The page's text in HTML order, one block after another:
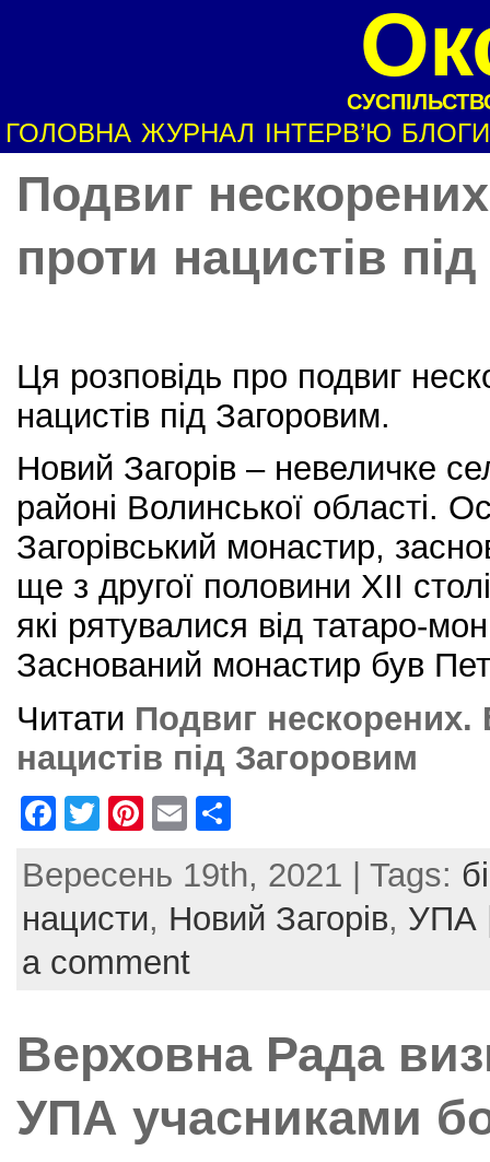
ГОЛОВНА ЖУРНАЛ ІНТЕРВ’Ю БЛОГИ
Подвиг
проти нацистів
Ця розповідь про подвиг
нацистів під Загоровим.
Новий Загорів – невеличке
районі Волинської області.
Загорівський монастир,
ще з другої половини XII
які рятувалися від татаро-
Заснований монастир був
Читати Подвиг нескорених.
нацистів під Загоровим
F
c
e
b
k
T
itt
er
Pi
er
e
st
E
ai
l
ar
e
Вересень 19th, 2021 | Tags:
нацисти, Новий Загорів, УПА
a comment
Верховна Рада
УПА учасниками